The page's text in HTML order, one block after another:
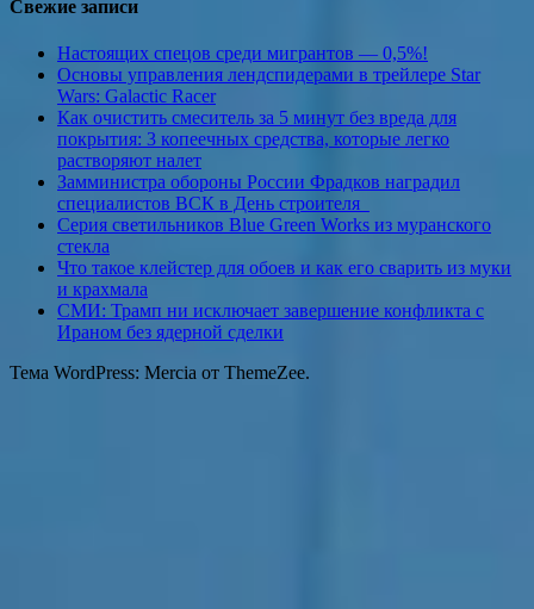
Свежие записи
Настоящих спецов среди мигрантов — 0,5%!
Основы управления лендспидерами в трейлере Star
Wars: Galactic Racer
Как очистить смеситель за 5 минут без вреда для
покрытия: 3 копеечных средства, которые легко
растворяют налет
Замминистра обороны России Фрадков наградил
специалистов ВСК в День строителя
Серия светильников Blue Green Works из муранского
стекла
Что такое клейстер для обоев и как его сварить из муки
и крахмала
СМИ: Трамп ни исключает завершение конфликта с
Ираном без ядерной сделки
Тема WordPress: Mercia от ThemeZee.